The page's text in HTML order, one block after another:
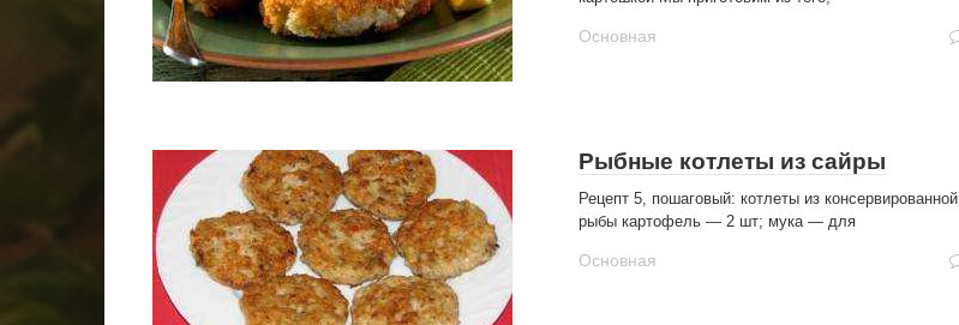
Основная
Рыбные котлеты из сайры
Рецепт 5, пошаговый: котлеты из консервированной
рыбы картофель — 2 шт; мука — для
Основная